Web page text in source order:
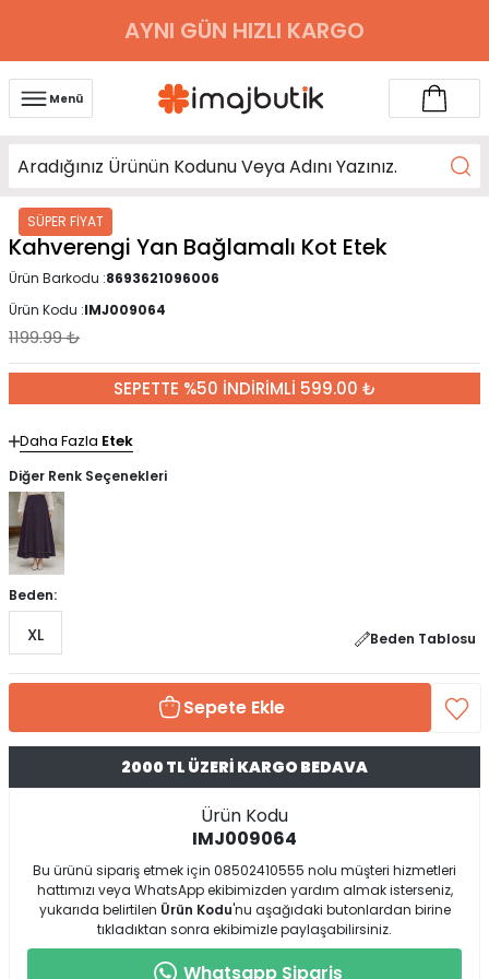
AYNI GÜN HIZLI KARGO
Menü
SÜPER FİYAT
Kahverengi Yan Bağlamalı Kot Etek
Ürün Barkodu :8693621096006
Ürün Kodu :IMJ009064
1199.99₺
SEPETTE %50 İNDİRİMLİ 599.00 ₺
Daha Fazla Etek
Diğer Renk Seçenekleri
Beden:
XL Beden Tablosu
Sepete Ekle
2000 TL ÜZERİ KARGO BEDAVA
Ürün Kodu
IMJ009064
Bu ürünü sipariş etmek için 08502410555 nolu müşteri hizmetleri
hattımızı veya WhatsApp ekibimizden yardım almak isterseniz,
yukarıda belirtilen Ürün Kodu'nu aşağıdaki butonlardan birine
tıkladıktan sonra ekibimizle paylaşabilirsiniz.
Whatsapp Sipariş